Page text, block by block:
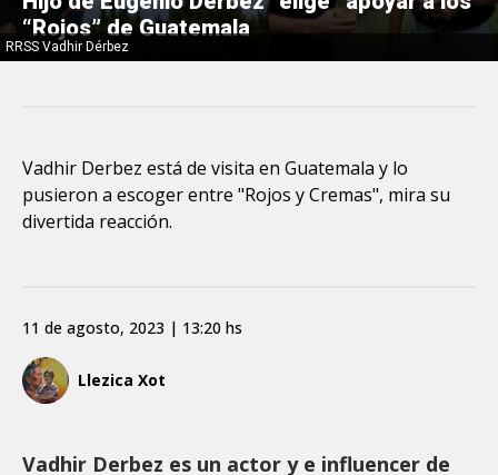
RRSS Vadhir Dérbez
“Rojos” de Guatemala
Vadhir Derbez está de visita en Guatemala y lo
pusieron a escoger entre "Rojos y Cremas", mira su
divertida reacción.
Llezica Xot
11 de agosto, 2023 | 13:20 hs
Vadhir Derbez es un actor y e influencer de